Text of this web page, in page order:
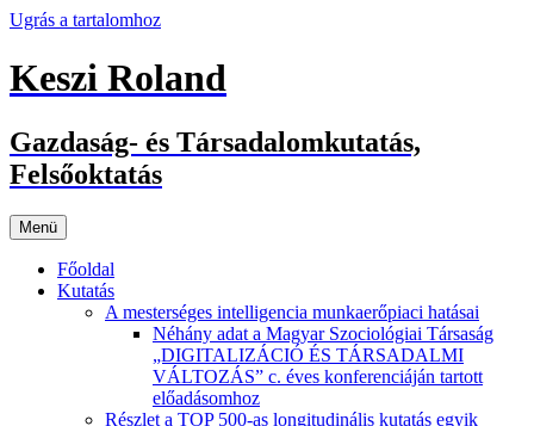
Ugrás a tartalomhoz
Keszi Roland
Gazdaság- és Társadalomkutatás,
Felsőoktatás
Menü
Főoldal
Kutatás
A mesterséges intelligencia munkaerőpiaci hatásai
Néhány adat a Magyar Szociológiai Társaság
„DIGITALIZÁCIÓ ÉS TÁRSADALMI
VÁLTOZÁS” c. éves konferenciáján tartott
előadásomhoz
Részlet a TOP 500-as longitudinális kutatás egyik